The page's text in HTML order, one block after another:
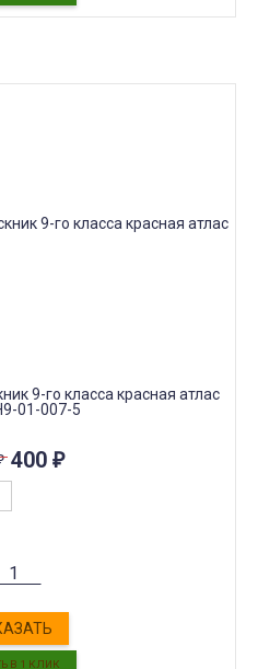
9-го класса красная атлас
01-007-5
400 ₽